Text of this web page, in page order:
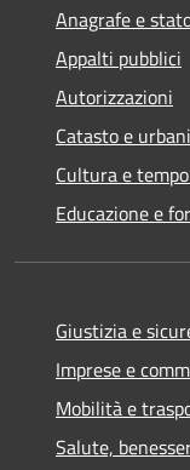
Anagrafe e
Appalti pubblici
Autorizzazioni
Catasto e
Cultura e
Educazione e
Giustizia e
Imprese e
Mobilità e
Salute,